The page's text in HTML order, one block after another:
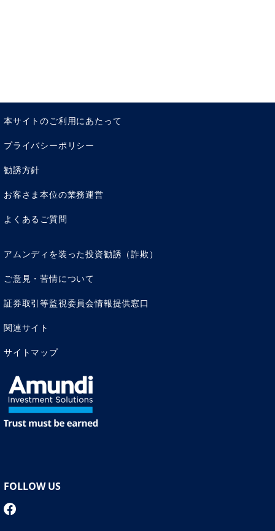
本サイトのご利用にあたって
プライバシーポリシー
勧誘方針
お客さま本位の業務運営
よくあるご質問
アムンディを装った投資勧誘（詐欺）
ご意見・苦情について
証券取引等監視委員会情報提供窓口
関連サイト
サイトマップ
FOLLOW US